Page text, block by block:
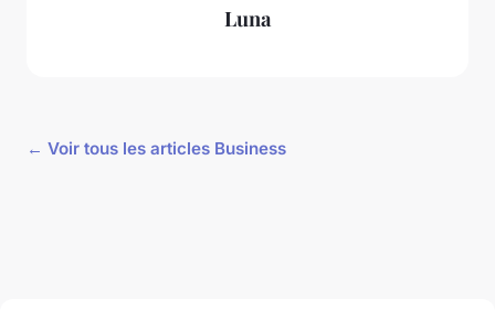
Luna
← Voir tous les articles Business